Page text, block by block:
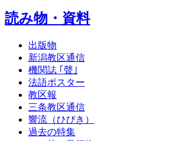
読み物・資料
出版物
新潟教区通信
機関誌 ｢聲｣
法語ポスター
教区報
三条教区通信
響流（ひびき）
過去の特集